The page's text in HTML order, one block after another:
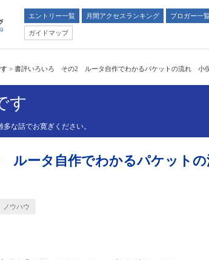
エントリー一覧 月間アクセスランキング ブロガー一
ガイドマップ
> 書評いろいろ その2 ルータ自作でわかるパケットの流れ 小
す
な話でお寛ぎください。
ータ自作でわかるパケット
ノウハウ